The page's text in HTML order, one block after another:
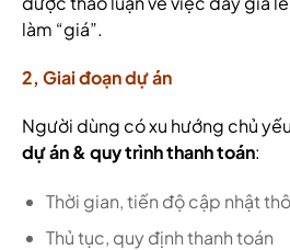
làm “giá”.
2, Giai đoạn dự án
Người dùng có xu hướng chủ
dự án & quy trình thanh toán:
Thời gian, tiến độ cập nhật
Thủ tục, quy định thanh toán